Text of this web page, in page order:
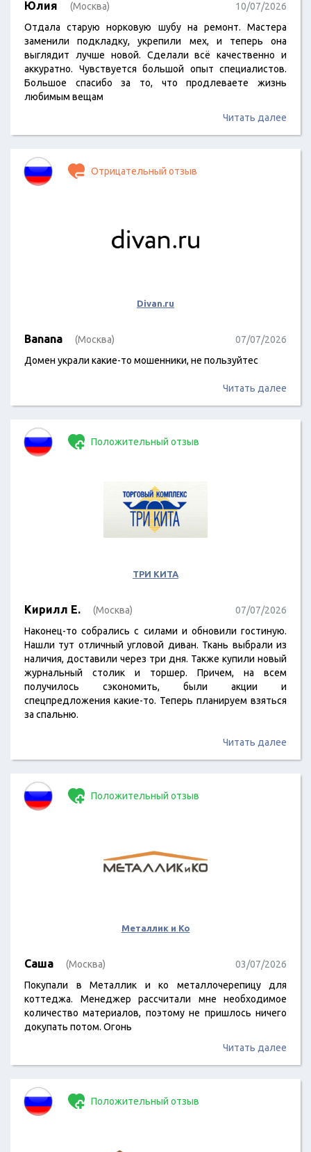
Юлия (Москва)
10/07/2026
Отдала старую норковую шубу на ремонт. Мастера
заменили подкладку, укрепили мех, и теперь она
выглядит лучше новой. Сделали всё качественно и
аккуратно. Чувствуется большой опыт специалистов.
Большое спасибо за то, что продлеваете жизнь
любимым вещам
Читать далее
Отрицательный отзыв
Divan.ru
Banana (Москва)
07/07/2026
Домен украли какие-то мошенники, не пользуйтес
Читать далее
Положительный отзыв
ТРИ КИТА
Кирилл Е. (Москва)
07/07/2026
Наконец-то собрались с силами и обновили гостиную.
Нашли тут отличный угловой диван. Ткань выбрали из
наличия, доставили через три дня. Также купили новый
журнальный столик и торшер. Причем, на всем
получилось сэкономить, были акции и
спецпредложения какие-то. Теперь планируем взяться
за спальню.
Читать далее
Положительный отзыв
Металлик и Ко
Саша (Москва)
03/07/2026
Покупали в Металлик и ко металлочерепицу для
коттеджа. Менеджер рассчитали мне необходимое
количество материалов, поэтому не пришлось ничего
докупать потом. Огонь
Читать далее
Положительный отзыв